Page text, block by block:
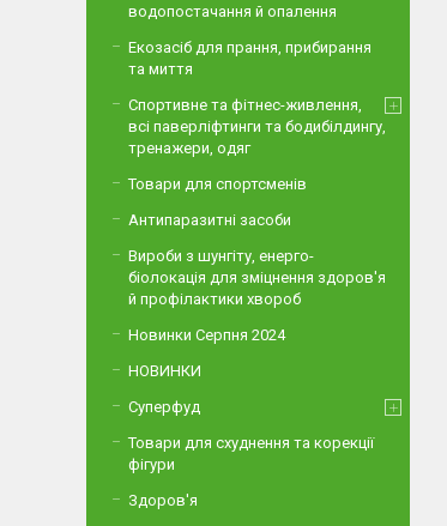
водопостачання й опалення
Екозасіб для прання, прибирання
та миття
Спортивне та фітнес-живлення,
всі паверліфтинги та бодибілдингу,
тренажери, одяг
Товари для спортсменів
Антипаразитні засоби
Вироби з шунгіту, енерго-
біолокація для зміцнення здоров'я
й профілактики хвороб
Новинки Серпня 2024
НОВИНКИ
Суперфуд
Товари для схуднення та корекції
фігури
Здоров'я